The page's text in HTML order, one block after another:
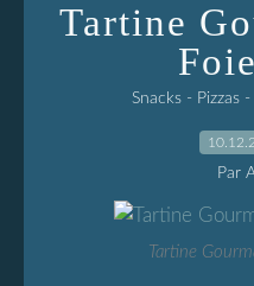
Tartine
Snacks - Pizzas
Par
Tartine